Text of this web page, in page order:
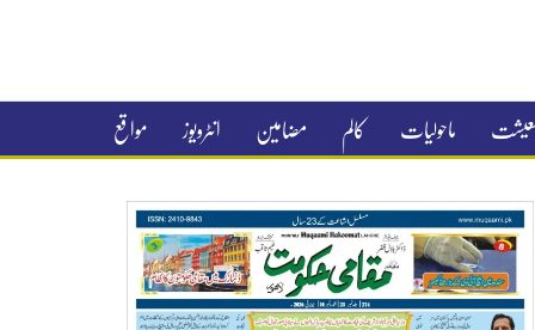
معیشت ماحولیات کالم مضامین انٹرویوز مواقع